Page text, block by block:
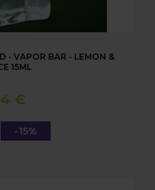
- VAPOR BAR - LEMON &
15ML
€
-15%